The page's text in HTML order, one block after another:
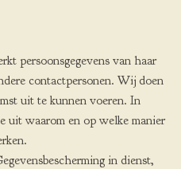
persoonsgegevens van haar
contactpersonen. Wij doen
uit te kunnen voeren. In
uit waarom en op welke manier
in dienst,